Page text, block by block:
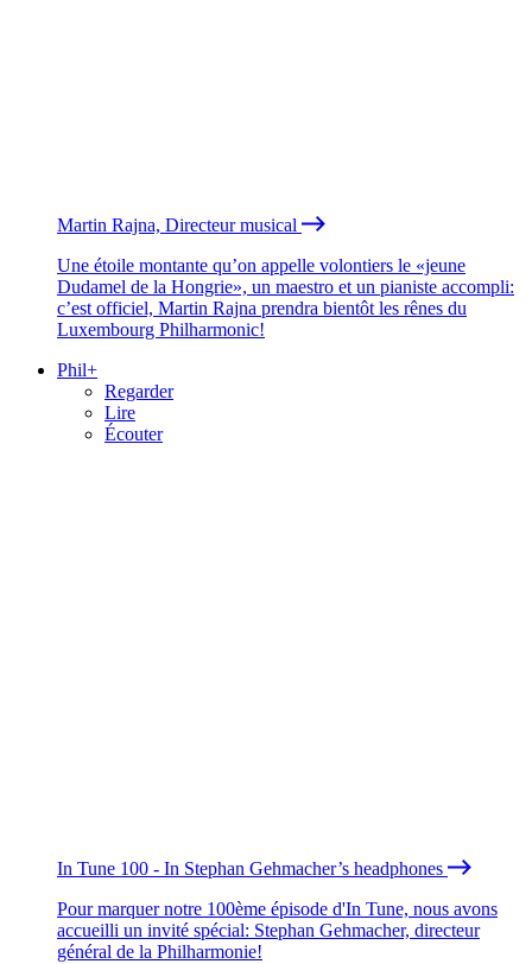
Martin Rajna, Directeur musical
Une étoile montante qu’on appelle volontiers le «jeune
Dudamel de la Hongrie», un maestro et un pianiste accompli:
c’est officiel, Martin Rajna prendra bientôt les rênes du
Luxembourg Philharmonic!
Phil+
Regarder
Lire
Écouter
In Tune 100 - In Stephan Gehmacher’s headphones
Pour marquer notre 100ème épisode d'In Tune, nous avons
accueilli un invité spécial: Stephan Gehmacher, directeur
général de la Philharmonie!